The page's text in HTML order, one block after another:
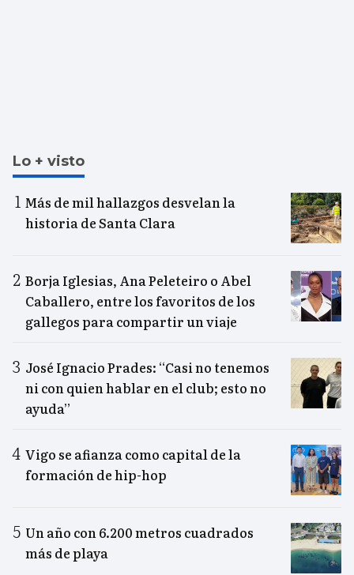
Lo + visto
Más de mil hallazgos desvelan la
historia de Santa Clara
Borja Iglesias, Ana Peleteiro o Abel
Caballero, entre los favoritos de los
gallegos para compartir un viaje
José Ignacio Prades: “Casi no tenemos
ni con quien hablar en el club; esto no
ayuda”
Vigo se afianza como capital de la
formación de hip-hop
Un año con 6.200 metros cuadrados
más de playa